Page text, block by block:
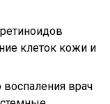
клеток кожи и
воспаления врач